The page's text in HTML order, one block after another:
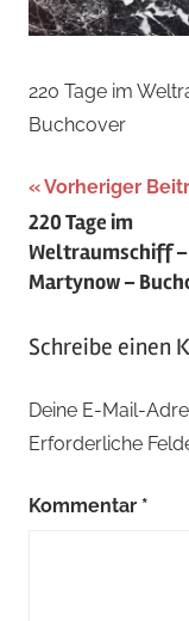
220 Tage im
Buchcover
Vorheriger
220 Tage im
Weltraumschiff –
Martynow –
Schreibe einen
Deine E-Mail-
Erforderliche
Kommentar *